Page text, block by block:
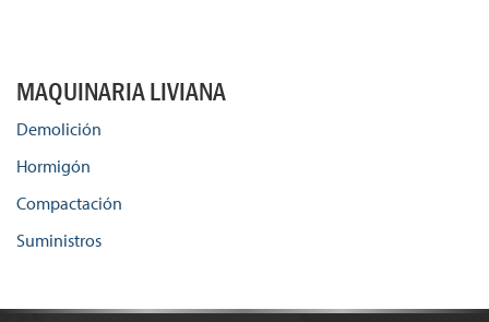
MAQUINARIA LIVIANA
Demolición
Hormigón
Compactación
Suministros